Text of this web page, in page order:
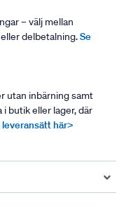
– välj mellan
delbetalning.Se
utan inbärning samt
butik eller lager, där
leveransätt här>